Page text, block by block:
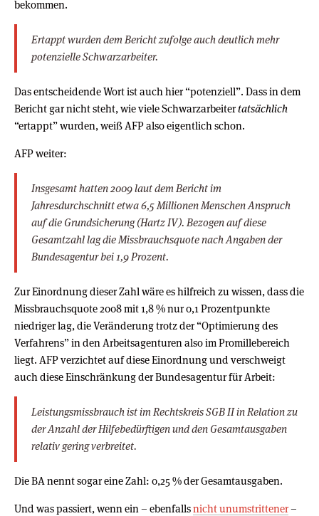
bekommen.
Ertappt wurden dem Bericht zufolge auch deutlich mehr
potenzielle Schwarzarbeiter.
Das entscheidende Wort ist auch hier “potenziell”. Dass in dem
Bericht gar nicht steht, wie viele Schwarzarbeitertatsächlich
“ertappt” wurden, weiß AFP also eigentlich schon.
AFP weiter:
Insgesamt hatten 2009 laut dem Bericht im
Jahresdurchschnitt etwa 6,5 Millionen Menschen Anspruch
auf die Grundsicherung (Hartz IV). Bezogen auf diese
Gesamtzahl lag die Missbrauchsquote nach Angaben der
Bundesagentur bei 1,9 Prozent.
Zur Einordnung dieser Zahl wäre es hilfreich zu wissen, dass die
Missbrauchsquote 2008 mit 1,8 % nur 0,1 Prozentpunkte
niedriger lag, die Veränderung trotz der “Optimierung des
Verfahrens” in den Arbeitsagenturen also im Promillebereich
liegt. AFP verzichtet auf diese Einordnung und verschweigt
auch diese Einschränkung der Bundesagentur für Arbeit:
Leistungsmissbrauch ist im Rechtskreis SGB II in Relation zu
der Anzahl der Hilfebedürftigen und den Gesamtausgaben
relativ gering verbreitet.
Die BA nennt sogar eine Zahl: 0,25 % der Gesamtausgaben.
Und was passiert, wenn ein – ebenfallsnicht unumstrittener–